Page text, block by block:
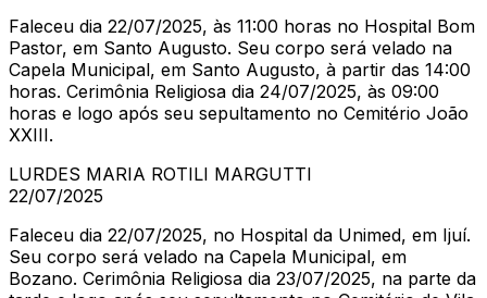
Faleceu dia 22/07/2025, às 11:00 horas no Hospital Bom
Pastor, em Santo Augusto. Seu corpo será velado na
Capela Municipal, em Santo Augusto, à partir das 14:00
horas. Cerimônia Religiosa dia 24/07/2025, às 09:00
horas e logo após seu sepultamento no Cemitério João
XXIII.
LURDES MARIA ROTILI MARGUTTI
22/07/2025
Faleceu dia 22/07/2025, no Hospital da Unimed, em Ijuí.
Seu corpo será velado na Capela Municipal, em
Bozano. Cerimônia Religiosa dia 23/07/2025, na parte da